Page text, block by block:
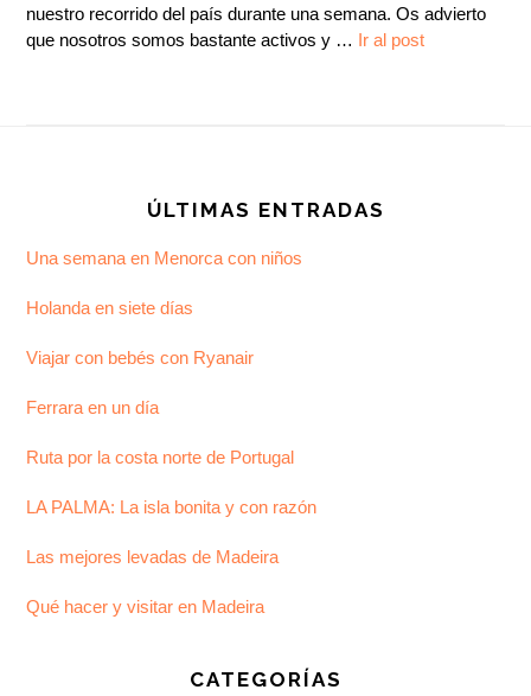
nuestro recorrido del país durante una semana. Os advierto
que nosotros somos bastante activos y … Ir al post
ÚLTIMAS ENTRADAS
Una semana en Menorca con niños
Holanda en siete días
Viajar con bebés con Ryanair
Ferrara en un día
Ruta por la costa norte de Portugal
LA PALMA: La isla bonita y con razón
Las mejores levadas de Madeira
Qué hacer y visitar en Madeira
CATEGORÍAS